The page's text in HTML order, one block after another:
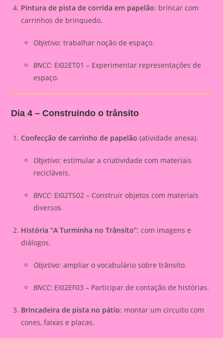
Pintura de pista de corrida em papelão: brincar com
carrinhos de brinquedo.
Objetivo: trabalhar noção de espaço.
BNCC: EI02ET01 – Experimentar representações de
espaço.
Dia 4 – Construindo o trânsito
Confecção de carrinho de papelão (atividade anexa).
Objetivo: estimular a criatividade com materiais
recicláveis.
BNCC: EI02TS02 – Construir objetos com materiais
diversos.
História “A Turminha no Trânsito”: com imagens e
diálogos.
Objetivo: ampliar o vocabulário sobre trânsito.
BNCC: EI02EF03 – Participar de contação de histórias.
Brincadeira de pista no pátio: montar um circuito com
cones, faixas e placas.